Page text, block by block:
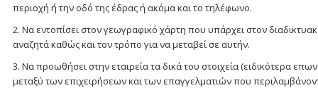
περιοχή ή την οδό της έδρας ή ακόμα και το τηλέφωνο.
2. Να εντοπίσει στον γεωγραφικό χάρτη που υπάρχει στον
αναζητά καθώς και τον τρόπο για να μεταβεί σε αυτήν.
3. Να προωθήσει στην εταιρεία τα δικά του στοιχεία (ειδικότερα
μεταξύ των επιχειρήσεων και των επαγγελματιών που